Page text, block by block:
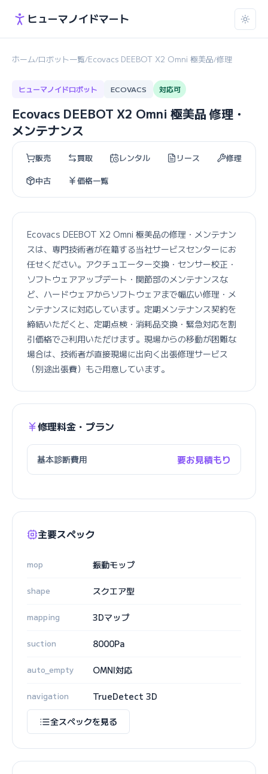
ヒューマノイドマート
ホーム/ロボット一覧/Ecovacs DEEBOT X2 Omni 極美品/修理
ヒューマノイドロボット ECOVACS 対応可
Ecovacs DEEBOT X2 Omni 極美品 修理・
メンテナンス
販売 買取 レンタル リース
修理
中古
価格一覧
Ecovacs DEEBOT X2 Omni 極美品の修理・メンテナン
スは、専門技術者が在籍する当社サービスセンターにお
任せください。アクチュエーター交換・センサー校正・
ソフトウェアアップデート・関節部のメンテナンスな
ど、ハードウェアからソフトウェアまで幅広い修理・メ
ンテナンスに対応しています。定期メンテナンス契約を
締結いただくと、定期点検・消耗品交換・緊急対応を割
引価格でご利用いただけます。現場からの移動が困難な
場合は、技術者が直接現場に出向く出張修理サービス
（別途出張費）もご用意しています。
修理料金・プラン
基本診断費用 要お見積もり
主要スペック
mop 振動モップ
shape スクエア型
mapping 3Dマップ
suction 8000Pa
auto_empty OMNI対応
navigation TrueDetect 3D
全スペックを見る